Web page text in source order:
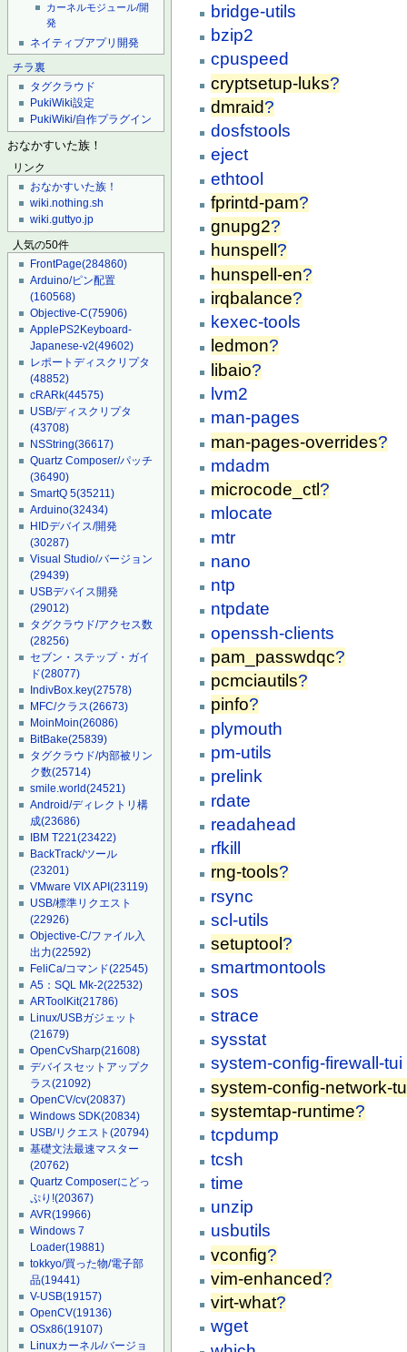
カーネルモジュール/開
発
ネイティブアプリ開発
チラ裏
タグクラウド
PukiWiki設定
PukiWiki/自作プラグイン
おなかすいた族！
リンク
おなかすいた族！
wiki.nothing.sh
wiki.guttyo.jp
人気の50件
FrontPage(284860)
Arduino/ピン配置
(160568)
Objective-C(75906)
ApplePS2Keyboard-
Japanese-v2(49602)
レポートディスクリプタ
(48852)
cRARk(44575)
USB/ディスクリプタ
(43708)
NSString(36617)
Quartz Composer/パッチ
(36490)
SmartQ 5(35211)
Arduino(32434)
HIDデバイス/開発
(30287)
Visual Studio/バージョン
(29439)
USBデバイス開発
(29012)
タグクラウド/アクセス数
(28256)
セブン・ステップ・ガイ
ド(28077)
IndivBox.key(27578)
MFC/クラス(26673)
MoinMoin(26086)
BitBake(25839)
タグクラウド/内部被リン
ク数(25714)
smile.world(24521)
Android/ディレクトリ構
成(23686)
IBM T221(23422)
BackTrack/ツール
(23201)
VMware VIX API(23119)
USB/標準リクエスト
(22926)
Objective-C/ファイル入
出力(22592)
FeliCa/コマンド(22545)
A5：SQL Mk-2(22532)
ARToolKit(21786)
Linux/USBガジェット
(21679)
OpenCvSharp(21608)
デバイスセットアップク
ラス(21092)
OpenCV/cv(20837)
Windows SDK(20834)
USB/リクエスト(20794)
基礎文法最速マスター
(20762)
Quartz Composerにどっ
ぷり!(20367)
AVR(19966)
Windows 7
Loader(19881)
tokkyo/買った物/電子部
品(19441)
V-USB(19157)
OpenCV(19136)
OSx86(19107)
Linuxカーネル/バージョ
bridge-utils
bzip2
cpuspeed
cryptsetup-luks?
dmraid?
dosfstools
eject
ethtool
fprintd-pam?
gnupg2?
hunspell ?
hunspell-en?
irqbalance?
kexec-tools
ledmon?
libaio?
lvm2
man-pages
man-pages-overrides?
mdadm
microcode_ctl ?
mlocate
mtr
nano
ntp
ntpdate
openssh-clients
pam_passwdqc?
pcmciautils?
pinfo?
plymouth
pm-utils
prelink
rdate
readahead
rfkill
rng-tools?
rsync
scl-utils
setuptool ?
smartmontools
sos
strace
sysstat
system-config-firewall-tui
system-config-network-
systemtap-runtime?
tcpdump
tcsh
time
unzip
usbutils
vconfig?
vim-enhanced?
virt-what?
wget